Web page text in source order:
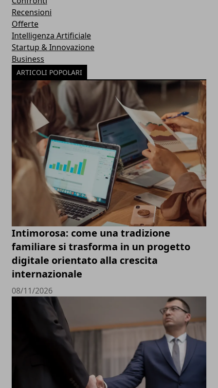
Recensioni
Offerte
Intelligenza Artificiale
Startup & Innovazione
Business
ARTICOLI POPOLARI
Intimorosa: come una tradizione
familiare si trasforma in un progetto
digitale orientato alla crescita
internazionale
08/11/2026